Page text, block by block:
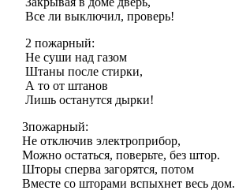
Все ли выключил, проверь!
2 пожарный:
Не суши над газом
Штаны после стирки,
А то от штанов
Лишь останутся дырки!
3пожарный:
Не отключив электроприбор,
Можно остаться, поверьте, без штор.
Шторы сперва загорятся, потом
Вместе со шторами вспыхнет весь дом.